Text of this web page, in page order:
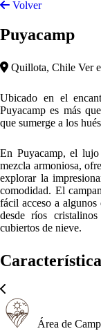
Volver
Puyacamp
Quillota, Chile Ver
Ubicado en el
Puyacamp es más
que sumerge a los
En Puyacamp, el lujo
mezcla armoniosa,
explorar la
comodidad. El
fácil acceso a
desde ríos
cubiertos de nieve.
Área de